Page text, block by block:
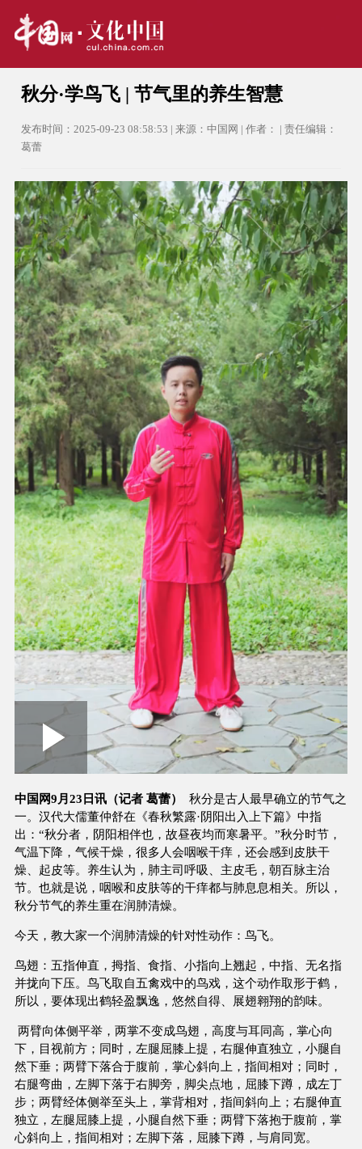
秋分·学鸟飞 | 节气里的养生智慧
发布时间：2025-09-23 08:58:53 | 来源：中国网 | 作者： | 责任编辑：
葛蕾
Play
Video
Mute
Picture
0:00/--:--
中国网9月23日讯（记者 葛蕾）
秋分是古人最早确立的节气之
一。汉代大儒董仲舒在《春秋繁露·阴阳出入上下篇》中指
出：“秋分者，阴阳相伴也，故昼夜均而寒暑平。”秋分时节，
气温下降，气候干燥，很多人会咽喉干痒，还会感到皮肤干
燥、起皮等。养生认为，肺主司呼吸、 主皮毛， 朝百脉主治
节。也就是说，咽喉和皮肤等的干痒都与肺息息相关。所以，
秋分节气的养生重在润肺清燥。
今天，教大家一个润肺清燥的针对性动作： 鸟飞。
鸟翅：五指伸直，拇指、食指、小指向上翘起，中指、无名指
并拢向下压。 鸟飞取自五禽戏中的鸟戏，这个动作取形于鹤，
所以，要体现出鹤轻盈飘逸，悠然自得、展翅翱翔的韵味。
两臂向体侧平举，两掌不变成鸟翅，高度与耳同高，掌心向
下，目视前方；同时，左腿屈膝上提，右腿伸直独立，小腿自
然下垂； 两臂下落合于腹前，掌心斜向上，指间相对；同时，
右腿弯曲，左脚下落于右脚旁，脚尖点地，屈膝下蹲，成左丁
步； 两臂经体侧举至头上，掌背相对，指间斜向上；右腿伸直
独立，左腿屈膝上提，小腿自然下垂； 两臂下落抱于腹前，掌
心斜向上，指间相对；左脚下落，屈膝下蹲，与肩同宽。